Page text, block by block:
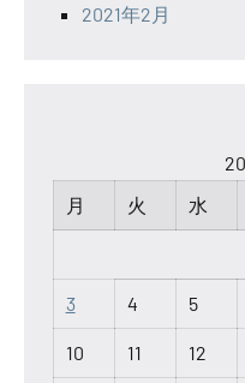
2021年2月
月
火 水
3 4 5
10 11 12